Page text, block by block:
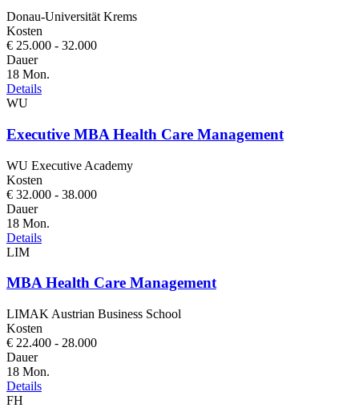
Donau-Universität Krems
Kosten
€ 25.000 - 32.000
Dauer
18 Mon.
Details
WU
Executive MBA Health Care Management
WU Executive Academy
Kosten
€ 32.000 - 38.000
Dauer
18 Mon.
Details
LIM
MBA Health Care Management
LIMAK Austrian Business School
Kosten
€ 22.400 - 28.000
Dauer
18 Mon.
Details
FH